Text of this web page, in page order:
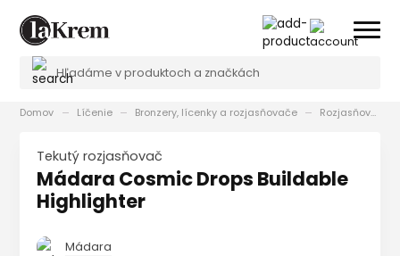
Domov Líčenie Bronzery, lícenky a rozjasňovače Rozjasňovače
Tekutý rozjasňovač
Mádara Cosmic Drops Buildable
Highlighter
Mádara